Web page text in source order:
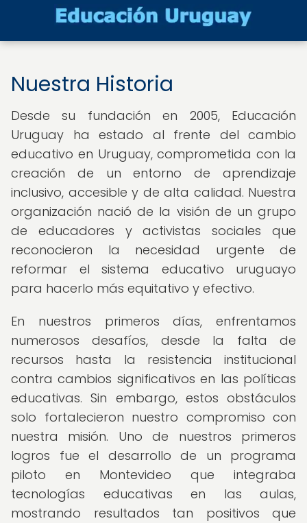
Nuestra Historia
Desde su fundación en 2005, Educación
Uruguay ha estado al frente del cambio
educativo en Uruguay, comprometida con la
creación de un entorno de aprendizaje
inclusivo, accesible y de alta calidad. Nuestra
organización nació de la visión de un grupo
de educadores y activistas sociales que
reconocieron la necesidad urgente de
reformar el sistema educativo uruguayo
para hacerlo más equitativo y efectivo.
En nuestros primeros días, enfrentamos
numerosos desafíos, desde la falta de
recursos hasta la resistencia institucional
contra cambios significativos en las políticas
educativas. Sin embargo, estos obstáculos
solo fortalecieron nuestro compromiso con
nuestra misión. Uno de nuestros primeros
logros fue el desarrollo de un programa
piloto en Montevideo que integraba
tecnologías educativas en las aulas,
mostrando resultados tan positivos que